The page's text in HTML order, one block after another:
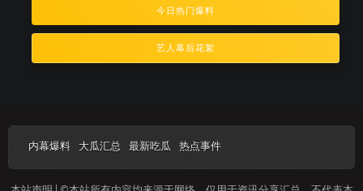
今日热门爆料
艺人幕后花絮
内幕爆料 大瓜汇总 最新吃瓜 热点事件